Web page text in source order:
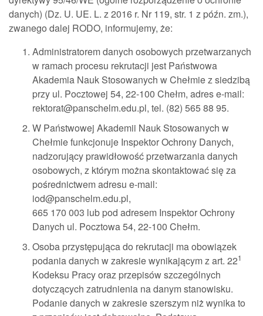
danych) (Dz. U. UE. L. z 2016 r. Nr 119, str. 1 z późn. zm.),
zwanego dalej RODO, informujemy, że:
Administratorem danych osobowych przetwarzanych
w ramach procesu rekrutacji jest Państwowa
Akademia Nauk Stosowanych w Chełmie z siedzibą
przy ul. Pocztowej 54, 22-100 Chełm, adres e-mail:
rektorat@panschelm.edu.pl, tel. (82) 565 88 95.
W Państwowej Akademii Nauk Stosowanych w
Chełmie funkcjonuje Inspektor Ochrony Danych,
nadzorujący prawidłowość przetwarzania danych
osobowych, z którym można skontaktować się za
pośrednictwem adresu e-mail:
iod@panschelm.edu.pl,
665 170 003 lub pod adresem Inspektor Ochrony
Danych ul. Pocztowa 54, 22-100 Chełm.
Osoba przystępująca do rekrutacji ma obowiązek
podania danych w zakresie wynikającym z art. 221
Kodeksu Pracy oraz przepisów szczególnych
dotyczących zatrudnienia na danym stanowisku.
Podanie danych w zakresie szerszym niż wynika to